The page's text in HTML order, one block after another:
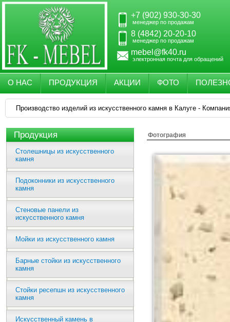
+7 (902) 930-30-30
менеджер по продажам
8 (4842) 20-20-10
менеджер по продажам
mebel@fk40.ru
электронная почта для обращений
О НАС ПРОДУКЦИЯ АКЦИИ ФОТО
Производство изделий из искусственного камня в Калуге -
Продукция
Столешницы из искусственного
камня
Подоконники из искусственного
камня
Стеновые панели из
искусственного камня
Мойки из искусственного камня
Барные стойки из искусственного
камня
Стойки ресепшн из искусственного
камня
Искусственный камень в
Фотография